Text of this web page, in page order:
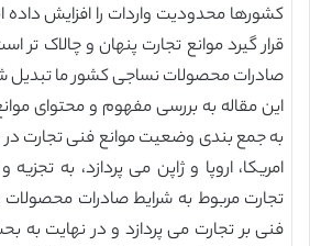
کشورها محدودیت واردات را افزایش داده
قرار گیرد موانع تجارت پنهان و چالاک تر
صادرات محصولات نساجی کشور ما تبدیل
این مقاله به بررسی مفهوم و محتوای
به جمع بندی وضعیت موانع فنی تجارت
امریکا، اروپا و ژاپن می پردازد، به
تجارت مربوط به شرایط صادرات محصولات
فنی بر تجارت می پردازد و در نهایت به